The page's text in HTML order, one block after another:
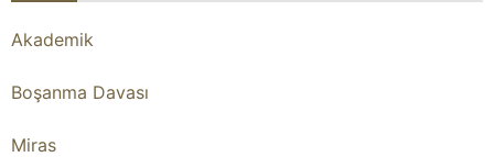
Akademik
Boşanma Davası
Miras